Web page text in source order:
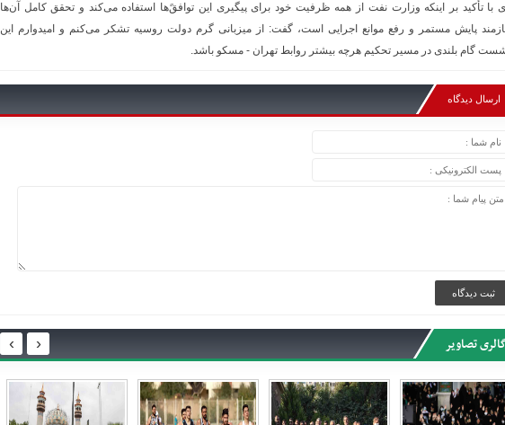
با تأکید بر اینکه وزارت نفت از همه ظرفیت خود برای پیگیری این توافقً‌ها استفاده می‌کند و تحقق کامل آن‌ها
پایش مستمر و رفع موانع اجرایی است، گفت: از میزبانی گرم دولت روسیه تشکر می‌کنم و امیدوارم این
گام بلندی در مسیر تحکیم هرچه بیشتر روابط تهران - مسکو باشد.
ارسال دیدگاه
تصاویر › ‹